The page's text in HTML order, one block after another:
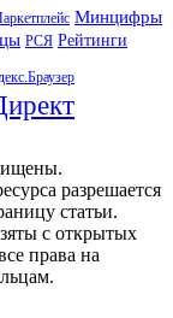
Минцифры
РСЯ Рейтинги
разрешается
статьи.
с открытых
права на